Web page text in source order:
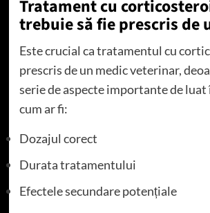
Tratament cu
trebuie să fie prescris de
Este crucial ca tratamentul cu
prescris de un medic veterinar,
serie de aspecte importante de luat
cum ar fi:
Dozajul corect
Durata tratamentului
Efectele secundare potențiale